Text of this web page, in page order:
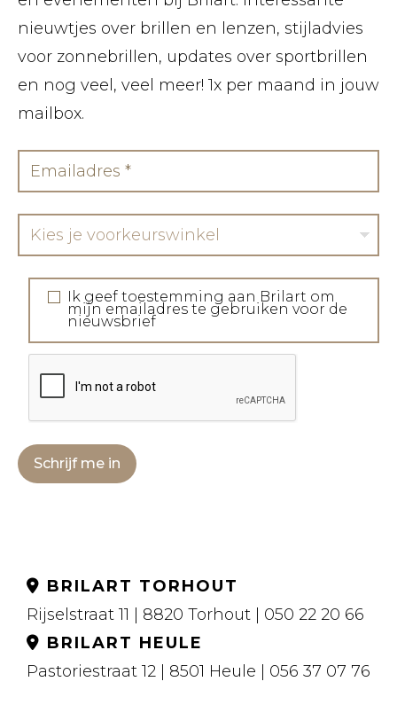
nieuwtjes over brillen en lenzen, stijladvies
voor zonnebrillen, updates over sportbrillen
en nog veel, veel meer! 1x per maand in jouw
mailbox.
Kies je voorkeurswinkel
Ik geef toestemming aan Brilart om
mijn emailadres te gebruiken voor de
nieuwsbrief
Schrijf me in
BRILART TORHOUT
Rijselstraat 11 | 8820 Torhout | 050 22 20 66
BRILART HEULE
Pastoriestraat 12 | 8501 Heule | 056 37 07 76